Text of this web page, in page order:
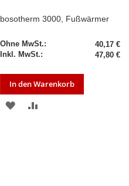
bosotherm 3000, Fußwärmer
40,17 €
47,80 €
In den Warenkorb
ZUR